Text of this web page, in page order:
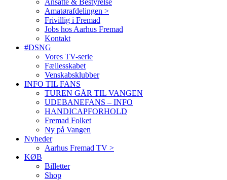
Ansatte & Bestyrelse
Amatørafdelingen >
Frivillig i Fremad
Jobs hos Aarhus Fremad
Kontakt
#DSNG
Vores TV-serie
Fællesskabet
Venskabsklubber
INFO TIL FANS
TUREN GÅR TIL VANGEN
UDEBANEFANS – INFO
HANDICAPFORHOLD
Fremad Folket
Ny på Vangen
Nyheder
Aarhus Fremad TV >
KØB
Billetter
Shop